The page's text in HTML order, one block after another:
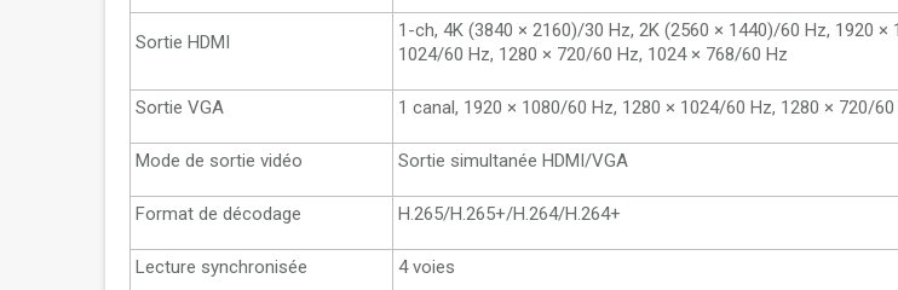
Sortie HDMI
1-ch, 4K (3840 × 2160)/30 Hz, 2K (2560 × 1440)/60 Hz, 1920
1024/60 Hz, 1280 × 720/60 Hz, 1024 × 768/60 Hz
Sortie VGA 1 canal, 1920 × 1080/60 Hz, 1280 × 1024/60 Hz, 1280 × 720/60
Mode de sortie vidéo Sortie simultanée HDMI/VGA
Format de décodage H.265/H.265+/H.264/H.264+
Lecture synchronisée 4 voies